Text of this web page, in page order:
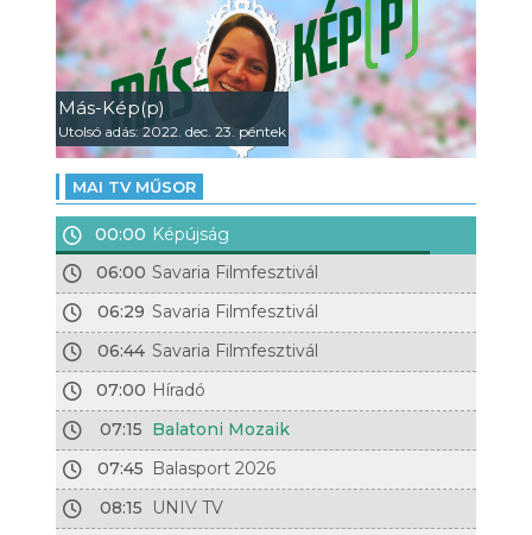
Más-Kép(p)
Utolsó adás: 2022. dec. 23. péntek
MAI TV MŰSOR
00:00 Képújság
06:00 Savaria Filmfesztivál
06:29 Savaria Filmfesztivál
06:44 Savaria Filmfesztivál
07:00 Híradó
07:15 Balatoni Mozaik
07:45 Balasport 2026
08:15
UNIV TV